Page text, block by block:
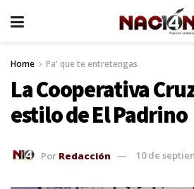
Home Pa' que te entretengas
La Cooperativa
estilo de El Padrino
Por Redacción 10 de